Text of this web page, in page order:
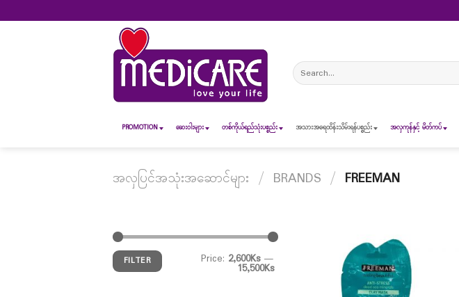
to
Search
for:
PROMOTION ဆေး၀ါးများ တစ်ကိုယ်ရည်သုံးပစ္စည်း အသားအရေထိန်းသိမ်းရန်ပစ္စည်း အလှကုန်နှင့် မိတ်ကပ်
အလှပြင်အသုံးအဆောင်များ / BRANDS / FREEMAN
FILTER Price: 2,600Ks—
15,500Ks